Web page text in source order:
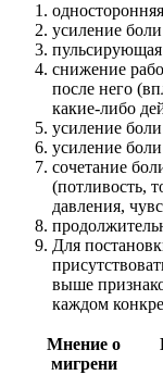
усиление
пульсирующая
снижение
после него
какие-либо
усиление
усиление
сочетание
(потливость,
давления,
Для
выше
каждом
Мнение о
мигрени